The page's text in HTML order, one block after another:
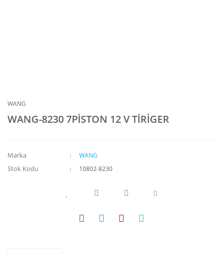
WANG
WANG-8230 7PİSTON 12 V TİRİGER
Marka WANG
Stok Kodu 10802-8230